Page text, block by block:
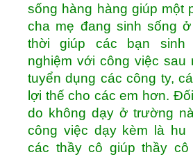
sống hàng hàng giúp một
cha mẹ đang sinh sống
thời giúp các bạn sinh
nghiệm với công việc sau
tuyển dụng các công ty,
lợi thế cho các em hơn.
do không dạy ở trường
công việc dạy kèm là hu
các thầy cô giúp thầy